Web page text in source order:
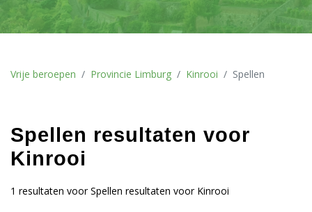
Vrije beroepen Provincie Limburg Kinrooi Spellen
Spellen resultaten voor
Kinrooi
1 resultaten voor Spellen resultaten voor Kinrooi